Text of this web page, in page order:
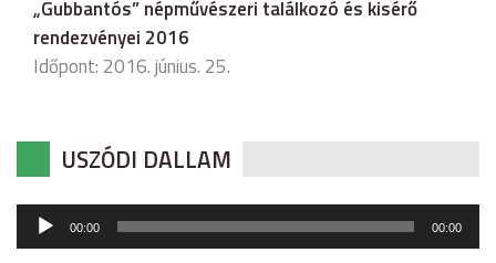
„Gubbantós” népművészeri találkozó és kisérő
rendezvényei 2016
Időpont: 2016. június. 25.
USZÓDI DALLAM
Audió
lejátszó
00:00 00:00